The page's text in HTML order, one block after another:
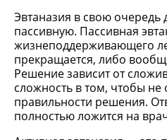
Эвтаназия в свою очередь
пассивную. Пассивная
жизнеподдерживающего
прекращается, либо
Решение зависит от
сложность в том, чтобы не
правильности решения.
полностью ложится на